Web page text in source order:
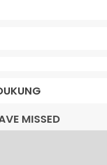
MISSED